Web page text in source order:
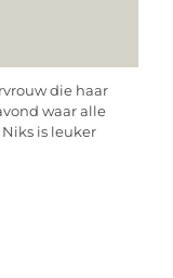
die haar
waar alle
is leuker